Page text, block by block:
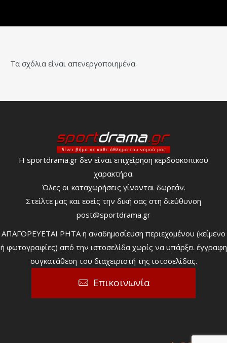
Τα σχόλια είναι απενεργοποιημένα.
Η sportdrama.gr δεν είναι επιχείρηση κερδοσκοπικού
χαρακτήρα.
Όλες οι καταχωρήσεις γίνονται δωρεάν.
Στείλτε μας και εσείς την δική σας στη διεύθυνση
post@sportdrama.gr
ΑΠΑΓΟΡΕΥΕΤΑΙ ΡΗΤΑ η αναδημοσίευση περιεχομένου (κείμενο
ή φωτογραφίες) από την ιστοσελίδα χωρίς να υπάρξει έγγραφη
συγκατάθεση του διαχειριστή της ιστοσελίδας.
Επικοινωνία